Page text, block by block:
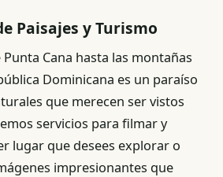
Paisajes y Turismo
Punta Cana hasta las montañas
Dominicana es un paraíso
que merecen ser vistos
servicios para filmar y
lugar que desees explorar o
impresionantes que